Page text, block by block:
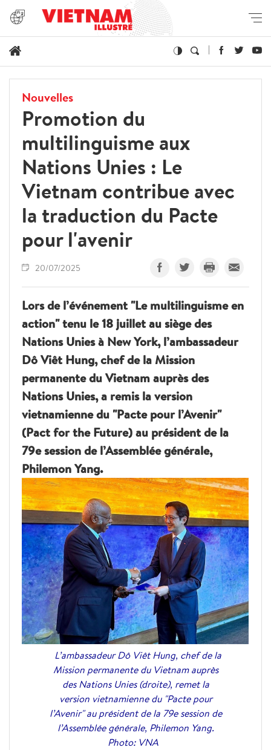
Nouvelles
Promotion du
multilinguisme aux
Nations Unies : Le
Vietnam contribue avec
la traduction du Pacte
pour l'avenir
20/07/2025
Lors de l’événement "Le multilinguisme en
action" tenu le 18 juillet au siège des
Nations Unies à New York, l’ambassadeur
Dô Viêt Hung, chef de la Mission
permanente du Vietnam auprès des
Nations Unies, a remis la version
vietnamienne du "Pacte pour l’Avenir"
(Pact for the Future) au président de la
79e session de l’Assemblée générale,
Philemon Yang.
L’ambassadeur Dô Viêt Hung, chef de la
Mission permanente du Vietnam auprès
des Nations Unies (droite), remet la
version vietnamienne du "Pacte pour
l’Avenir" au président de la 79e session de
l’Assemblée générale, Philemon Yang.
Photo: VNA